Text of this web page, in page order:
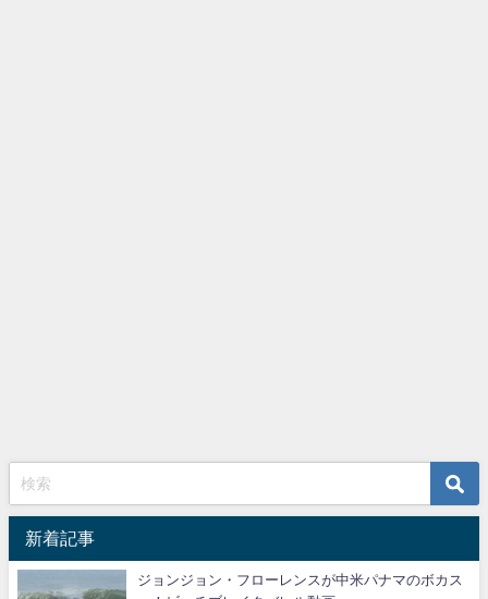
新着記事
ジョンジョン・フローレンスが中米パナマのボカス